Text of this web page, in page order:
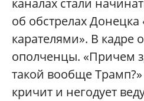
каналах стали
об обстрелах
карателями». В кадре
ополченцы. «Причем
такой вообще
кричит и негодует